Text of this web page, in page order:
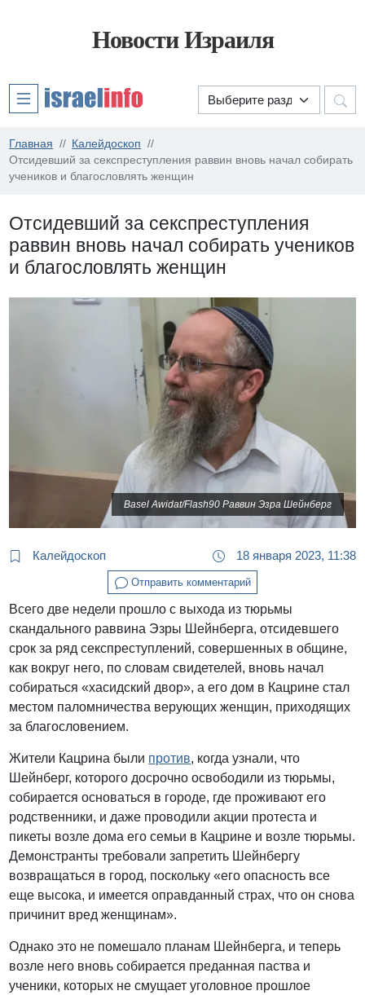
Новости Израиля
Главная
Калейдоскоп
Отсидевший за секспреступления раввин вновь начал собирать
учеников и благословлять женщин
Отсидевший за секспреступления
раввин вновь начал собирать учеников
и благословлять женщин
Basel Awidat/Flash90 Раввин Эзра Шейнберг
Калейдоскоп 18 января 2023, 11:38
Отправить комментарий
Всего две недели прошло с выхода из тюрьмы
скандального раввина Эзры Шейнберга, отсидевшего
срок за ряд секспреступлений, совершенных в общине,
как вокруг него, по словам свидетелей, вновь начал
собираться «хасидский двор», а его дом в Кацрине стал
местом паломничества верующих женщин, приходящих
за благословением.
Жители Кацрина были против, когда узнали, что
Шейнберг, которого досрочно освободили из тюрьмы,
собирается основаться в городе, где проживают его
родственники, и даже проводили акции протеста и
пикеты возле дома его семьи в Кацрине и возле тюрьмы.
Демонстранты требовали запретить Шейнбергу
возвращаться в город, поскольку «его опасность все
еще высока, и имеется оправданный страх, что он снова
причинит вред женщинам».
Однако это не помешало планам Шейнберга, и теперь
возле него вновь собирается преданная паства и
ученики, которых не смущает уголовное прошлое